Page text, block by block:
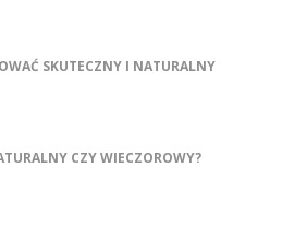
SKUTECZNY I NATURALNY